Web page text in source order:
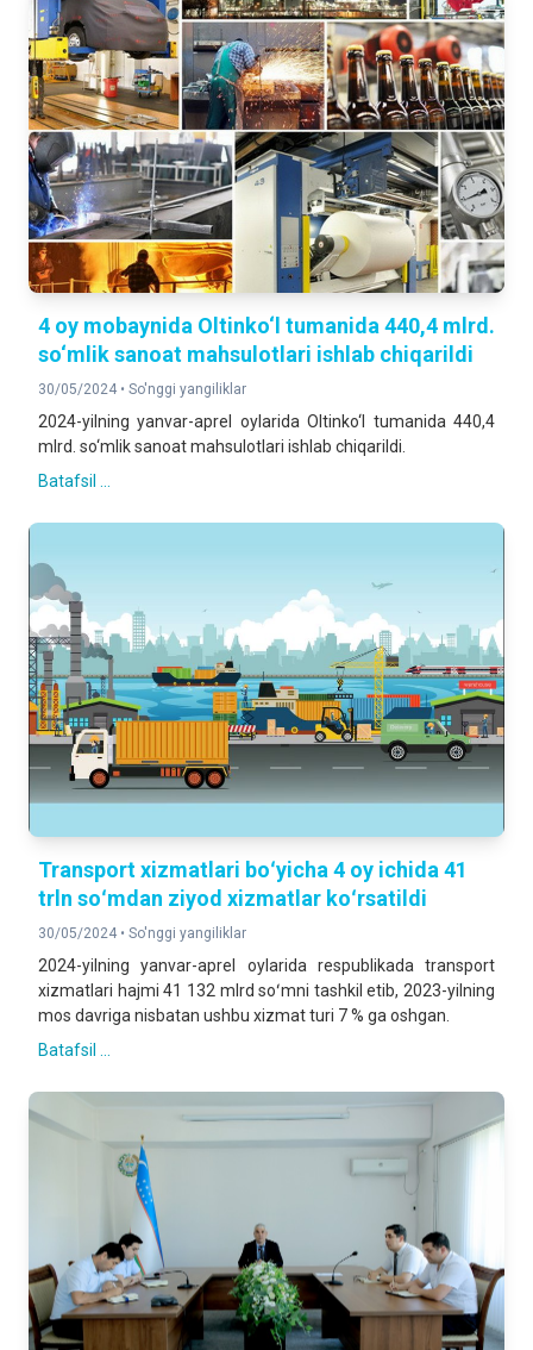
4 oy mobaynida Oltinko‘l tumanida 440,4 mlrd.
so‘mlik sanoat mahsulotlari ishlab chiqarildi
30/05/2024 • So'nggi yangiliklar
2024-yilning yanvar-aprel oylarida Oltinko‘l tumanida 440,4
mlrd. so‘mlik sanoat mahsulotlari ishlab chiqarildi.
Batafsil ...
Transport xizmatlari boʻyicha 4 oy ichida 41
trln soʻmdan ziyod xizmatlar koʻrsatildi
30/05/2024 • So'nggi yangiliklar
2024-yilning yanvar-aprel oylarida respublikada transport
xizmatlari hajmi 41 132 mlrd soʻmni tashkil etib, 2023-yilning
mos davriga nisbatan ushbu xizmat turi 7 % ga oshgan.
Batafsil ...